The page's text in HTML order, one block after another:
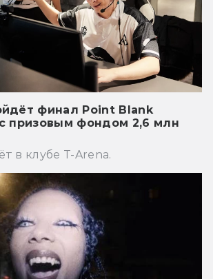
финал Point Blank
призовым фондом 2,6 млн
в клубе T-Arena.